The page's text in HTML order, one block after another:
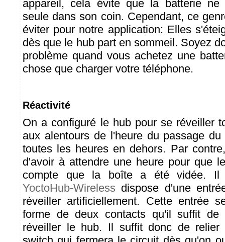
appareil, cela évite que la batterie ne
seule dans son coin. Cependant, ce
éviter pour notre application: Elles
dès que le hub part en sommeil. Soyez
problème quand vous achetez une
chose que charger votre téléphone.
Réactivité
On a configuré le hub pour se réveiller
aux alentours de l'heure du passage
toutes les heures en dehors. Par
d'avoir à attendre une heure pour que
compte que la boîte a été vidée.
YoctoHub-Wireless dispose d'une
réveiller artificiellement. Cette entrée
forme de deux contacts qu'il suffit de
réveiller le hub. Il suffit donc de